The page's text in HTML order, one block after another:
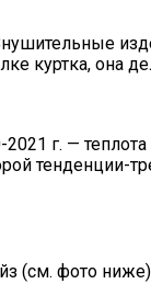
куртка, она
г. —
тенденции-
(см. фото